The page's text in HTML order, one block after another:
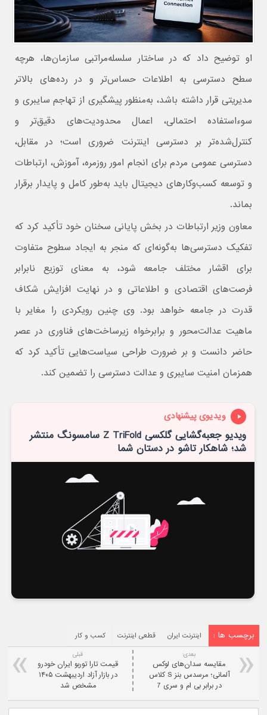
او توضیح داد که در ساختار سلسله‌مراتبی سازمان‌ها، هرچه
سطح دسترسی به اطلاعات حساس‌تر و در رده‌های بالاتر
مدیریتی قرار داشته باشد، به‌منظور پیشگیری از تهاجم سایبری و
سوءاستفاده احتمالی، اعمال محدودیت‌های دقیق‌تر و
کنترل‌شده‌تر بر دسترسی اینترنت ضروری است؛ در مقابل،
دسترسی عمومی مردم برای انجام امور روزمره، آموزش، ارتباطات
و توسعه کسب‌وکارهای دیجیتال باید به‌طور کامل و پایدار برقرار
بماند.
معاون وزیر ارتباطات در بخش پایانی سخنان خود تأکید کرد که
تفکیک دسترسی‌ها به‌گونه‌ای که منجر به ایجاد سطوح متفاوت
برای اقشار مختلف جامعه شود، به معنای توزیع نابرابر
فرصت‌های اقتصادی و اطلاعاتی و در نهایت افزایش شکاف
قدرت در جامعه خواهد بود. وی چنین رویکردی را مغایر با
ماهیت عدالت‌محور و برابرخواه زیرساخت‌های فناوری در عصر
حاضر دانست و بر ضرورت طراحی سیاست‌هایی تأکید کرد که
همزمان امنیت سایبری و عدالت دسترسی را تضمین کند.
ویدیوی پیشنهادی
ویدیو جعبه‌گشایی گلکسی Z TriFold سامسونگ منتشر
شد؛ شاهکار تاشو در دستان شما
برچسب ها : اینترنت ایران قطعی اینترنت کسب و کار
قبلی
قیمت تارا توربو ایران خودرو
در بازار آزاد اردیبهشت ۱۴۰۵
مشخص شد
بعدی:
مقایسه سدان‌های لوکس
آلمانی؛ مرسدس بنز S کلاس
در برابر بی‌ ام‌ و سری 7